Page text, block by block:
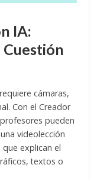
IA:
Cuestión
cámaras,
Con el Creador
pueden
videolección
explican el
textos o